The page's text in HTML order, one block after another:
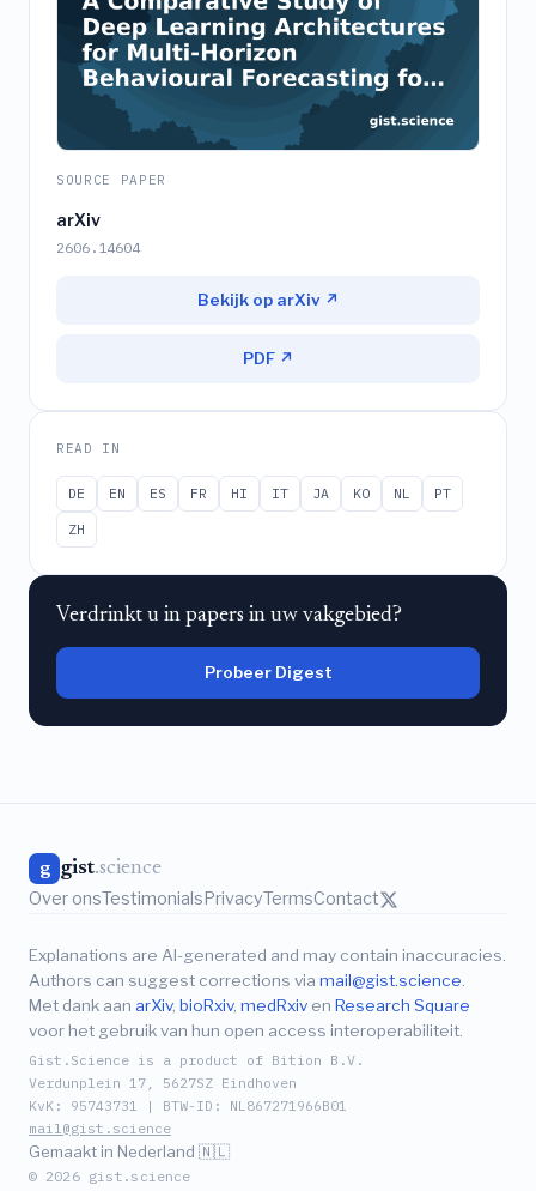
SOURCE PAPER
arXiv
2606.14604
Bekijk op arXiv ↗
PDF ↗
READ IN
DE EN ES FR HI IT JA KO NL
PT
ZH
Verdrinkt u in papers in uw vakgebied?
Probeer Digest
g gist.science
Over onsTestimonials PrivacyTermsContact
Explanations are AI-generated and may contain inaccuracies.
Authors can suggest corrections via mail@gist.science.
Met dank aan arXiv, bioRxiv, medRxiv en Research Square
voor het gebruik van hun open access interoperabiliteit.
Gist.Science is a product of Bition B.V.
Verdunplein 17, 5627SZ Eindhoven
KvK: 95743731 | BTW-ID: NL867271966B01
mail@gist.science
Gemaakt in Nederland 🇳🇱
© 2026 gist.science